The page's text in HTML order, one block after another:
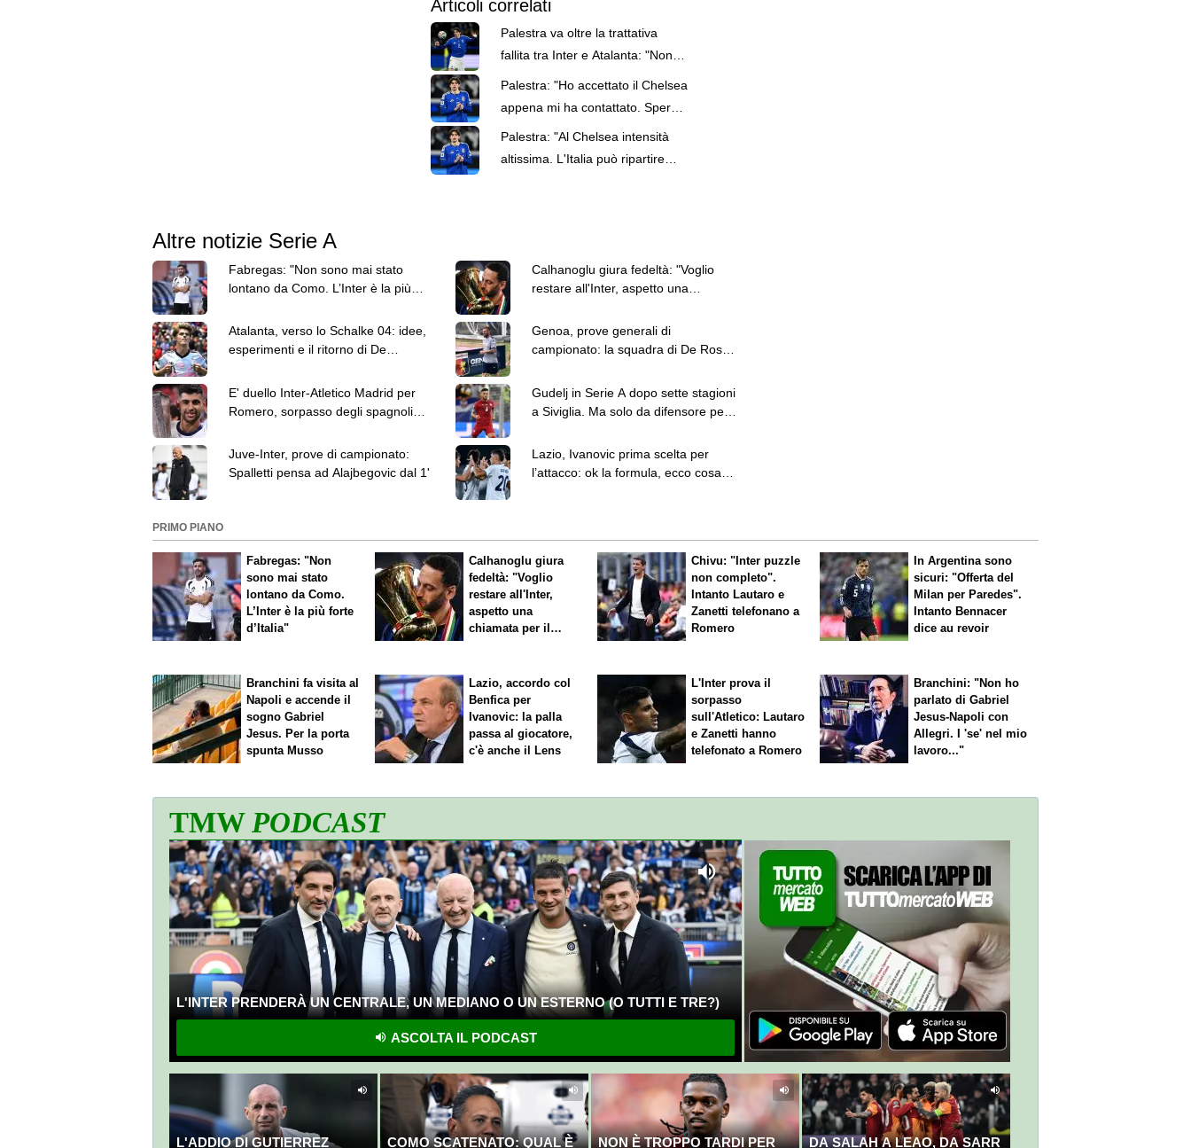
Articoli correlati
Palestra va oltre la trattativa
fallita tra Inter e Atalanta: "Non
Palestra: "Ho accettato il Chelsea
appena mi ha contattato. Spero
di diventare il miglior difensore"
Palestra: "Al Chelsea intensità
altissima. L'Italia può ripartire
Altre notizie Serie A
Fabregas: "Non sono mai stato
lontano da Como. L’Inter è la più
Calhanoglu giura fedeltà: "Voglio
restare all'Inter, aspetto una
Atalanta, verso lo Schalke 04: idee,
esperimenti e il ritorno di De
Genoa, prove generali di
campionato: la squadra di De Rossi
E' duello Inter-Atletico Madrid per
Romero, sorpasso degli spagnoli
Gudelj in Serie A dopo sette stagioni
a Siviglia. Ma solo da difensore per
Juve-Inter, prove di campionato:
Spalletti pensa ad Alajbegovic dal 1'
Lazio, Ivanovic prima scelta per
l’attacco: ok la formula, ecco cosa
PRIMO PIANO
Fabregas: "Non
sono mai stato
lontano da Como.
L’Inter è la più forte
d’Italia"
Calhanoglu giura
fedeltà: "Voglio
restare all'Inter,
aspetto una
chiamata per il
Chivu: "Inter puzzle
non completo".
Intanto Lautaro e
Zanetti telefonano a
Romero
In Argentina sono
sicuri: "Offerta del
Milan per Paredes".
Intanto Bennacer
diceau revoir
Branchini fa visita al
Napoli e accende il
sogno Gabriel
Jesus. Per la porta
spunta Musso
Lazio, accordo col
Benfica per
Ivanovic: la palla
passa al giocatore,
c'è anche il Lens
L'Inter prova il
sorpasso
sull'Atletico: Lautaro
e Zanetti hanno
telefonato a Romero
Branchini: "Non ho
parlato di Gabriel
Jesus-Napoli con
Allegri. I 'se' nel mio
lavoro..."
TMWPODCAST
L'INTER PRENDERÀ UN CENTRALE, UN MEDIANO O UN ESTERNO (O TUTTI E TRE?)
ASCOLTA IL PODCAST
L'ADDIO DI GUTIERREZ COMO SCATENATO: QUAL È NON È TROPPO TARDI PER DA SALAH A LEAO, DA SARR